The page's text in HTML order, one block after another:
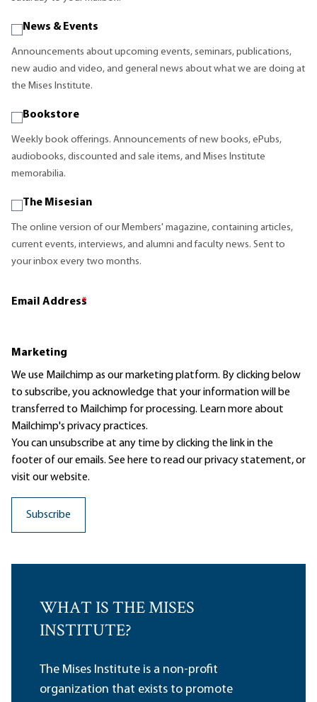
News & Events
Announcements about upcoming events, seminars, publications,
new audio and video, and general news about what we are doing at
the Mises Institute.
Bookstore
Weekly book offerings. Announcements of new books, ePubs,
audiobooks, discounted and sale items, and Mises Institute
memorabilia.
The Misesian
The online version of our Members' magazine, containing articles,
current events, interviews, and alumni and faculty news. Sent to
your inbox every two months.
Email Address
*
Marketing
We use Mailchimp as our marketing platform. By clicking below
to subscribe, you acknowledge that your information will be
transferred to Mailchimp for processing. Learn moreabout
Mailchimp's privacy practices.
You can unsubscribe at any time by clicking the link in the
footer of our emails. See here to read ourprivacy statement, or
visit our website.
WHAT IS THE MISES
INSTITUTE?
The Mises Institute is a non-profit
organization that exists to promote